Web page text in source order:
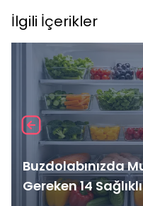
İlgili İçerikler
Buzdolabınızda
Gereken 14